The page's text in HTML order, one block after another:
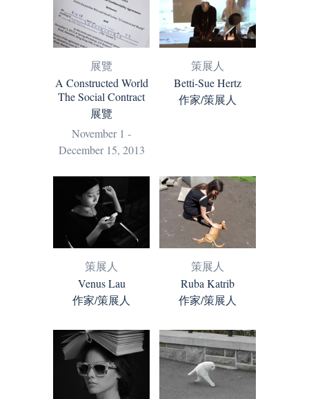
展覽
A Constructed World
The Social Contract
展覽
November 1 -
December 15, 2013
策展人
Betti-Sue Hertz
作家/策展人
策展人
Venus Lau
作家/策展人
策展人
Ruba Katrib
作家/策展人